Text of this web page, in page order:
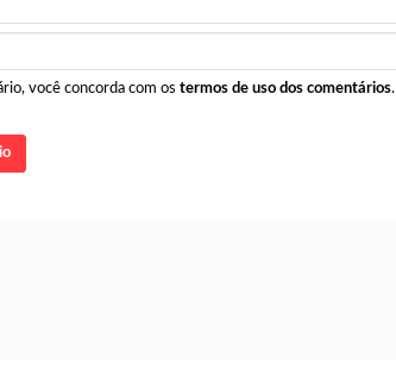
você concorda com os termos de uso dos comentários.